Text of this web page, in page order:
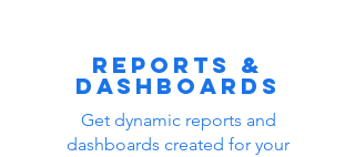
Reports &
dashboards
Get dynamic reports and
dashboards created for your